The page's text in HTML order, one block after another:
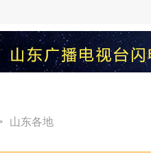
山东各地